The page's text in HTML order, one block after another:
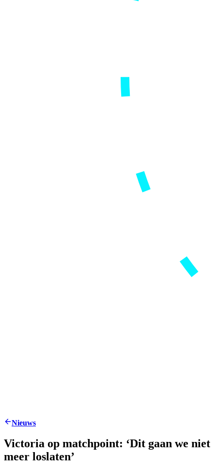
Nieuws
Victoria op matchpoint: ‘Dit gaan we niet
meer loslaten’